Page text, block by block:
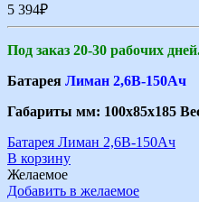
5 394₽
Под заказ 20-30 рабочих
Батарея Лиман 2,6В-150Ач
Габариты мм: 100х85х185
Батарея Лиман 2,6В-150Ач
В корзину
Желаемое
Добавить в желаемое